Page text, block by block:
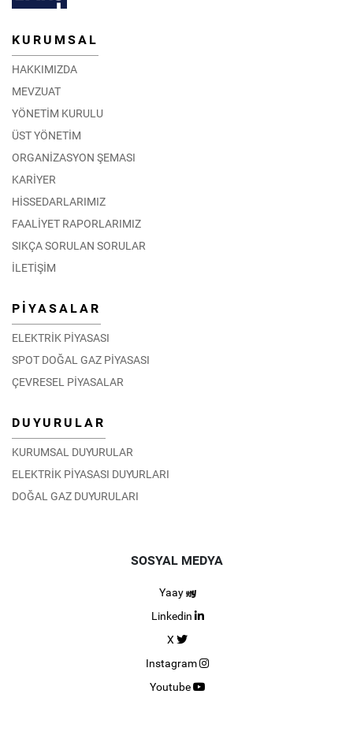
KURUMSAL
HAKKIMIZDA
MEVZUAT
YÖNETİM KURULU
ÜST YÖNETİM
ORGANİZASYON ŞEMASI
KARİYER
HİSSEDARLARIMIZ
FAALİYET RAPORLARIMIZ
SIKÇA SORULAN SORULAR
İLETİŞİM
PİYASALAR
ELEKTRİK PİYASASI
SPOT DOĞAL GAZ PİYASASI
ÇEVRESEL PİYASALAR
DUYURULAR
KURUMSAL DUYURULAR
ELEKTRİK PİYASASI DUYURLARI
DOĞAL GAZ DUYURULARI
SOSYAL MEDYA
Yaay
Linkedin
X
Instagram
Youtube